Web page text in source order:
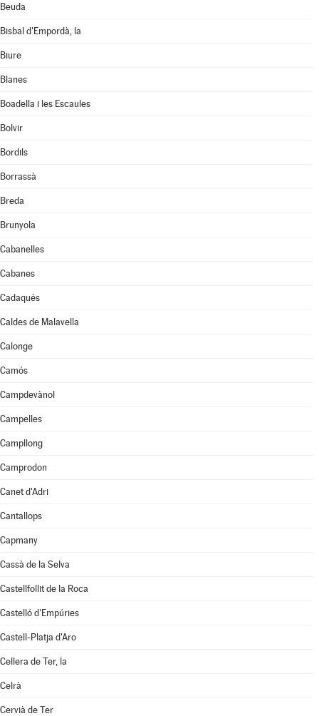
Beuda
Bisbal d'Empordà, la
Biure
Blanes
Boadella i les Escaules
Bolvir
Bordils
Borrassà
Breda
Brunyola
Cabanelles
Cabanes
Cadaqués
Caldes de Malavella
Calonge
Camós
Campdevànol
Campelles
Campllong
Camprodon
Canet d'Adri
Cantallops
Capmany
Cassà de la Selva
Castellfollit de la Roca
Castelló d'Empúries
Castell-Platja d'Aro
Cellera de Ter, la
Celrà
Cervià de Ter